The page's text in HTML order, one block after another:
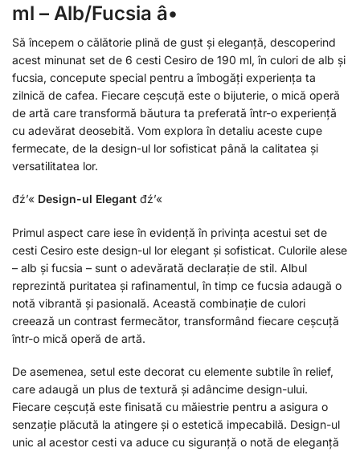
ml – Alb/Fucsia â•
Să începem o călătorie plină de gust și eleganță, descoperind
acest minunat set de 6 cesti Cesiro de 190 ml, în culori de alb și
fucsia, concepute special pentru a îmbogăți experiența ta
zilnică de cafea. Fiecare ceșcuță este o bijuterie, o mică operă
de artă care transformă băutura ta preferată într-o experiență
cu adevărat deosebită. Vom explora în detaliu aceste cupe
fermecate, de la design-ul lor sofisticat până la calitatea și
versatilitatea lor.
đź’« Design-ul Elegant đź’«
Primul aspect care iese în evidență în privința acestui set de
cesti Cesiro este design-ul lor elegant și sofisticat. Culorile alese
– alb și fucsia – sunt o adevărată declarație de stil. Albul
reprezintă puritatea și rafinamentul, în timp ce fucsia adaugă o
notă vibrantă și pasională. Această combinație de culori
creează un contrast fermecător, transformând fiecare ceșcuță
într-o mică operă de artă.
De asemenea, setul este decorat cu elemente subtile în relief,
care adaugă un plus de textură și adâncime design-ului.
Fiecare ceșcuță este finisată cu măiestrie pentru a asigura o
senzație plăcută la atingere și o estetică impecabilă. Design-ul
unic al acestor cesti va aduce cu siguranță o notă de eleganță